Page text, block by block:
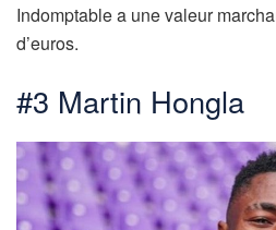
Indomptable a une valeur
d’euros.
#3 Martin Hongla